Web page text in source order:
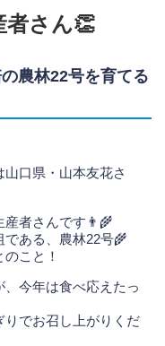
者さん👏
農林22号を育てる
口県・山本友花さ
産者さんです👨‍🌾
ある、農林22号🌾
こと！
今年は食べ応えたっ
りでお召し上がりくだ